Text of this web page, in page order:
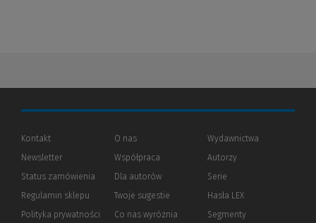
Kontakt
Newsletter
Status zamówienia
Regulamin sklepu
Polityka prywatności (Nowe
(Link
O nas
Współpraca
Dla autorów(Nowe
(Link
innej
strony)
Twoje sugestie
Co nas wyróżnia
Wydawnictwa
Autorzy
Serie
Hasła LEX
Segmenty